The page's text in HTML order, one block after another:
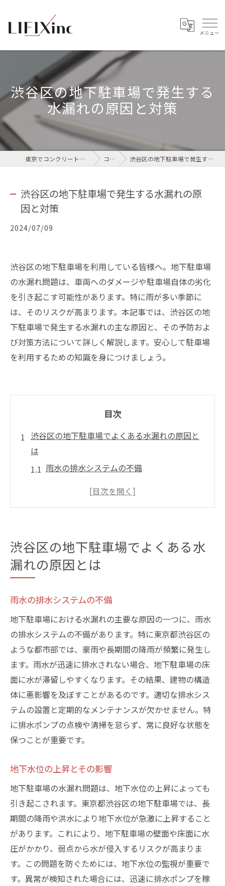
渋谷区の地下駐車場で発生する
水漏れの原因と対策
東京でコンクリートなら株式会社LIFIX コラム 渋谷区の地下駐車場で発生する水漏れの原因と対策
渋谷区の地下駐車場で発生する水漏れの原
因と対策
2024/07/09
渋谷区の地下駐車場を利用している皆様へ。地下駐車場
の水漏れ問題は、車両へのダメージや駐車場自体の劣化
を引き起こす可能性があります。特に雨が多い季節に
は、そのリスクが高まります。本記事では、渋谷区の地
下駐車場で発生する水漏れの主な原因と、その予防およ
び対策方法について詳しく解説します。安心して駐車場
を利用するための知識を身につけましょう。
目次
渋谷区の地下駐車場でよくある水漏れの原因と
は
雨水の排水システムの不備
地下水位の上昇とその影響
建物の設計上の問題点
地下駐車場の水漏れが引き起こす問題とその影
車両へのダメージとその修理費用
駐車場構造の劣化と耐久性の低下
カビや湿気による健康被害
電気設備への影響と火災リスク
駐車場の価値低下と売却時の問題
利用者への影響と安全性の確保
雨季に注意！渋谷区地下駐車場の水漏れリスク
を減らす方法
定期的な点検とメンテナンスの重要性
防水層の強化と修理
周辺環境の整備と雨水の管理
専門家によるアドバイスの活用
長期的な予防策の計画立案
地下駐車場の水漏れを未然に防ぐための具体的
な対策
防水工事の実施とその効果
渋谷区の地下駐車場でよくある水
漏れの原因とは
雨水の排水システムの不備
地下駐車場における水漏れの主要な原因の一つに、雨水
の排水システムの不備があります。特に東京都渋谷区の
ような都市部では、豪雨や長期間の降雨が頻繁に発生し
ます。雨水が迅速に排水されない場合、地下駐車場の床
面に水が滞留しやすくなります。その結果、建物の構造
体に悪影響を及ぼすことがあるのです。適切な排水シス
テムの設置と定期的なメンテナンスが欠かせません。特
に排水ポンプの点検や清掃を怠らず、常に良好な状態を
保つことが重要です。
地下水位の上昇とその影響
地下駐車場の水漏れ問題は、地下水位の上昇によっても
引き起こされます。東京都渋谷区の地下駐車場では、長
期間の降雨や洪水により地下水位が急激に上昇すること
があります。これにより、地下駐車場の壁面や床面に水
圧がかかり、弱点から水が侵入するリスクが高まりま
す。この問題を防ぐためには、地下水位の監視が重要で
す。異常が検知された場合には、迅速に排水ポンプを稼